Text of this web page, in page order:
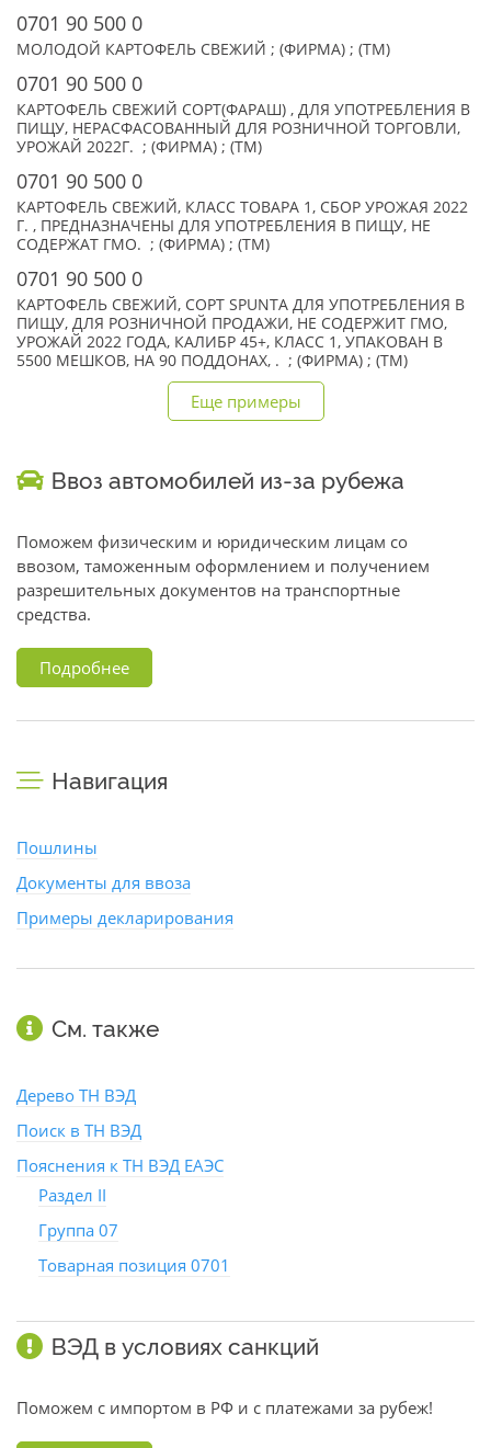
0701 90 500 0
МОЛОДОЙ КАРТОФЕЛЬ СВЕЖИЙ ; (ФИРМА) ; (TM)
0701 90 500 0
КАРТОФЕЛЬ СВЕЖИЙ СОРТ(ФАРАШ) , ДЛЯ УПОТРЕБЛЕНИЯ В
ПИЩУ, НЕРАСФАСОВАННЫЙ ДЛЯ РОЗНИЧНОЙ ТОРГОВЛИ,
УРОЖАЙ 2022Г. ; (ФИРМА) ; (TM)
0701 90 500 0
КАРТОФЕЛЬ СВЕЖИЙ, КЛАСС ТОВАРА 1, СБОР УРОЖАЯ 2022
Г. , ПРЕДНАЗНАЧЕНЫ ДЛЯ УПОТРЕБЛЕНИЯ В ПИЩУ, НЕ
СОДЕРЖАТ ГМО. ; (ФИРМА) ; (TM)
0701 90 500 0
КАРТОФЕЛЬ СВЕЖИЙ, СОРТ SPUNTA ДЛЯ УПОТРЕБЛЕНИЯ В
ПИЩУ, ДЛЯ РОЗНИЧНОЙ ПРОДАЖИ, НЕ СОДЕРЖИТ ГМО,
УРОЖАЙ 2022 ГОДА, КАЛИБР 45+, КЛАСС 1, УПАКОВАН В
5500 МЕШКОВ, НА 90 ПОДДОНАХ, . ; (ФИРМА) ; (TM)
Еще примеры
Ввоз автомобилей из-за рубежа
Поможем физическим и юридическим лицам со
ввозом, таможенным оформлением и получением
разрешительных документов на транспортные
средства.
Подробнее
Навигация
Пошлины
Документы для ввоза
Примеры декларирования
См. также
Дерево ТН ВЭД
Поиск в ТН ВЭД
Пояснения к ТН ВЭД ЕАЭС
Раздел II
Группа 07
Товарная позиция 0701
ВЭД в условиях санкций
Поможем с импортом в РФ и с платежами за рубеж!